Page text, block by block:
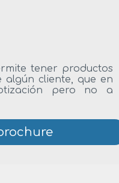
tener productos
cliente, que en
pero no a